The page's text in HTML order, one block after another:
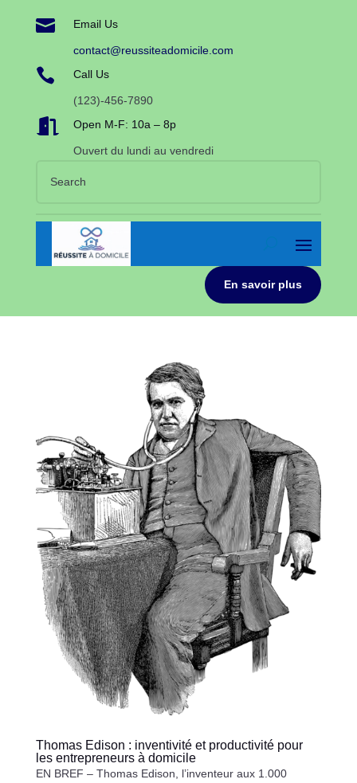
 Email Us
contact@reussiteadomicile.com
 Call Us
(123)-456-7890
 Open M-F: 10a – 8p
Ouvert du lundi au vendredi
En savoir plus
Thomas Edison : inventivité et productivité pour
les entrepreneurs à domicile
EN BREF – Thomas Edison, l’inventeur aux 1.000